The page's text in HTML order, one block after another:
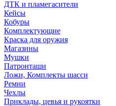
ДТК и пламегасители
Кейсы
Кобуры
Комплектующие
Краска для оружия
Магазины
Мушки
Патронташи
Ложи, Комплекты шасси
Ремни
Чехлы
Приклады, цевья и рукоятки